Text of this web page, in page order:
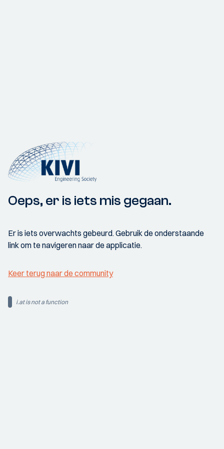
Oeps, er is iets mis gegaan.
Er is iets overwachts gebeurd. Gebruik de onderstaande
link om te navigeren naar de applicatie.
Keer terug naar de community
i.at is not a function